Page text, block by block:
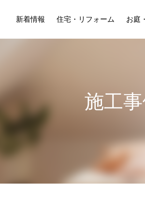
新着情報 住宅・リフォーム お庭
施工